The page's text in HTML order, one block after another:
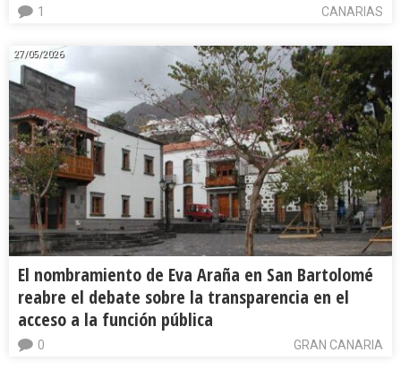
CANARIAS
1
27/05/2026
El nombramiento de Eva Araña en San Bartolomé
reabre el debate sobre la transparencia en el
acceso a la función pública
GRAN CANARIA
0